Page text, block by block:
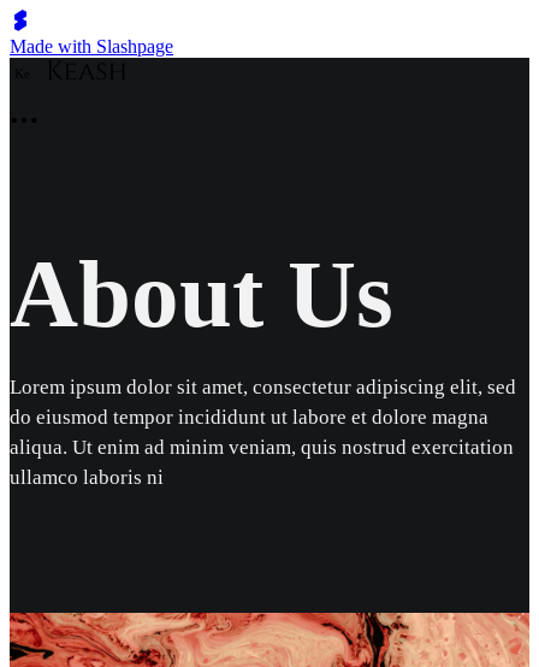
Made with Slashpage
About Us
Lorem ipsum dolor sit amet, consectetur adipiscing elit, sed
do eiusmod tempor incididunt ut labore et dolore magna
aliqua. Ut enim ad minim veniam, quis nostrud exercitation
ullamco laboris ni